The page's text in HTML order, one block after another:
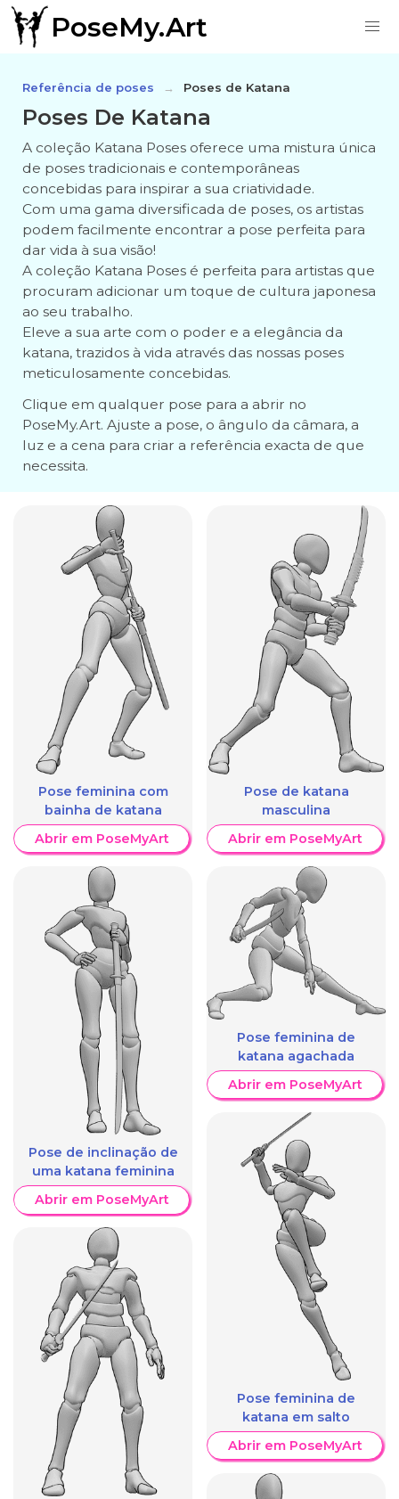
PoseMy.Art
Referência de poses Poses de Katana
Poses De Katana
A coleção Katana Poses oferece uma mistura única
de poses tradicionais e contemporâneas
concebidas para inspirar a sua criatividade.
Com uma gama diversificada de poses, os artistas
podem facilmente encontrar a pose perfeita para
dar vida à sua visão!
A coleção Katana Poses é perfeita para artistas que
procuram adicionar um toque de cultura japonesa
ao seu trabalho.
Eleve a sua arte com o poder e a elegância da
katana, trazidos à vida através das nossas poses
meticulosamente concebidas.
Clique em qualquer pose para a abrir no
PoseMy.Art. Ajuste a pose, o ângulo da câmara, a
luz e a cena para criar a referência exacta de que
necessita.
Pose feminina com
bainha de katana
Abrir em PoseMyArt
Pose de inclinação de
uma katana feminina
Abrir em PoseMyArt
Pose de katana
masculina
Abrir em PoseMyArt
Pose feminina de
katana agachada
Abrir em PoseMyArt
Pose feminina de
katana em salto
Abrir em PoseMyArt